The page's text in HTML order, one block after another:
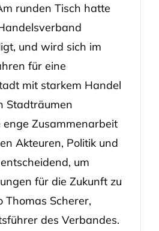
runden Tisch hatte
und wird sich im
für eine
mit starkem Handel
Stadträumen
enge Zusammenarbeit
Akteuren, Politik und
um
für die Zukunft zu
Thomas Scherer,
des Verbandes.